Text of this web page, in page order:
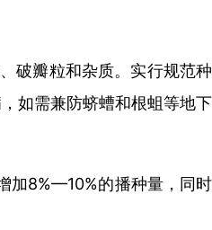
破瓣粒和杂质。实行规范种
如需兼防蛴螬和根蛆等地下
加8%—10%的播种量，同时